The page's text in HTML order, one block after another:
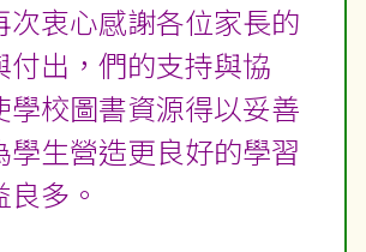
次衷心感謝各位家長的
付出，們的支持與協
學校圖書資源得以妥善
學生營造更良好的學習
多。